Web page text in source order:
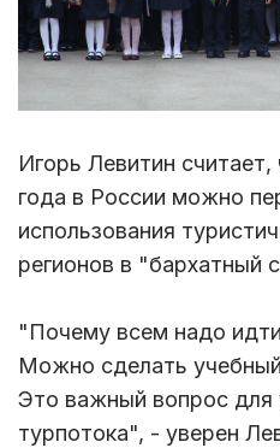
Игорь Левитин считает,
года в России можно
использования
регионов в "бархатный
"Почему всем надо
Можно сделать
Это важный вопрос для
турпотока", - уверен